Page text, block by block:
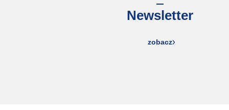
Newsletter
zobacz